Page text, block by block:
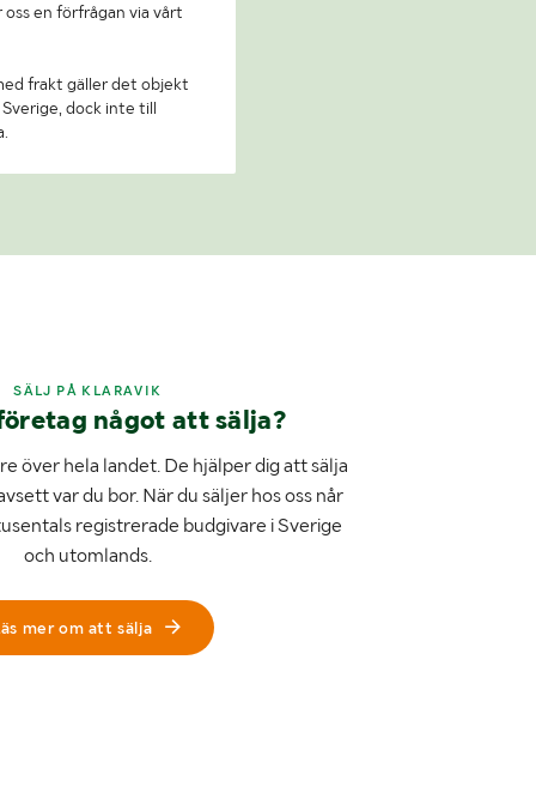
en förfrågan via vårt
frakt gäller det objekt
dock inte till
SÄLJ PÅ KLARAVIK
något att sälja?
över hela landet. De hjälper dig att sälja
var du bor. När du säljer hos oss når
registrerade budgivare i Sverige
och utomlands.
mer om att sälja